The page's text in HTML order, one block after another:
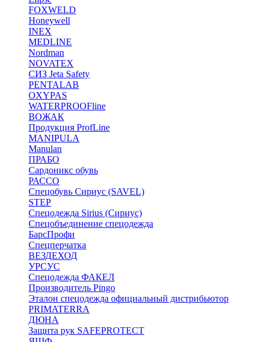
FOXWELD
Honeywell
INEX
MEDLINE
Nordman
NOVATEX
СИЗ Jeta Safety
PENTALAB
OXYPAS
WATERPROOFline
ВОЖАК
Продукция ProfLine
MANIPULA
Manulan
ПРАБО
Сардоникс обувь
РАССО
Спецобувь Сириус (SAVEL)
STEP
Спецодежда Sirius (Сириус)
Спецобъединение спецодежда
БарсПрофи
Спецперчатка
ВЕЗДЕХОД
УРСУС
Спецодежда ФАКЕЛ
Производитель Pingo
Эталон спецодежда официальный дистрибьютор
PRIMATERRA
ДЮНА
Защита рук SAFEPROTECT